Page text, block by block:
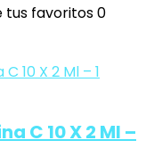
tus favoritos0
C 10 X 2 Ml –